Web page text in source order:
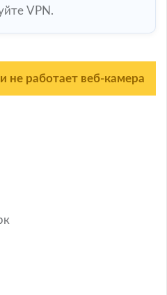
VPN.
не работает веб-камера